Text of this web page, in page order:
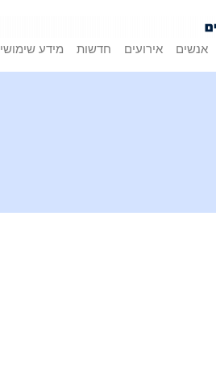
אנשים אירועים חדשות מידע שימושי